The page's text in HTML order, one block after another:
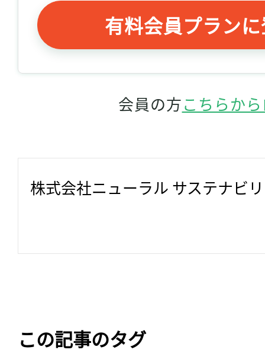
有料会員プラン
会員の方こちらか
株式会社ニューラル サステナビ
この記事のタグ